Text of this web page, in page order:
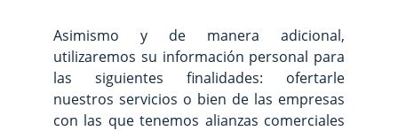
Asimismo y de manera adicional,
utilizaremos su información personal para
las siguientes finalidades: ofertarle
nuestros servicios o bien de las empresas
con las que tenemos alianzas comerciales